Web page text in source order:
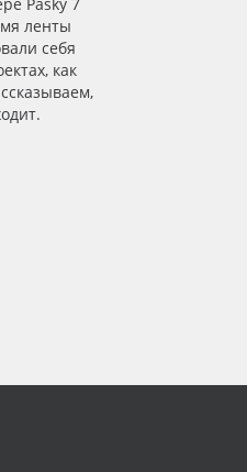
Pasky 7
ленты
себя
как